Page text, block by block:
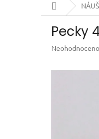
Domů
Pecky
Průměrné
Neohodnoceno